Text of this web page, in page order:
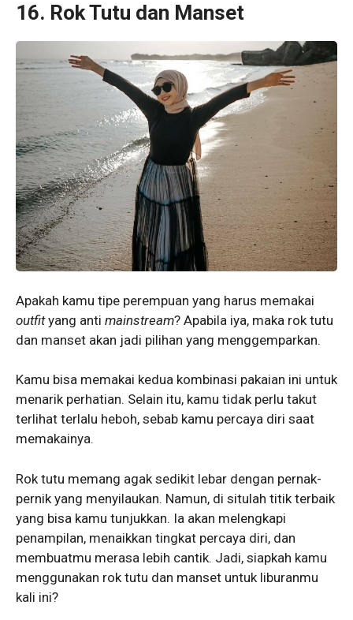
16. Rok Tutu dan Manset
Apakah kamu tipe perempuan yang harus memakai
outfityang anti mainstream? Apabila iya, maka rok tutu
dan manset akan jadi pilihan yang menggemparkan.
Kamu bisa memakai kedua kombinasi pakaian ini untuk
menarik perhatian. Selain itu, kamu tidak perlu takut
terlihat terlalu heboh, sebab kamu percaya diri saat
memakainya.
Rok tutu memang agak sedikit lebar dengan pernak-
pernik yang menyilaukan. Namun, di situlah titik terbaik
yang bisa kamu tunjukkan. Ia akan melengkapi
penampilan, menaikkan tingkat percaya diri, dan
membuatmu merasa lebih cantik. Jadi, siapkah kamu
menggunakan rok tutu dan manset untuk liburanmu
kali ini?